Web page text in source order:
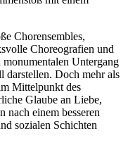
Chorensembles,
Choreografien und
Untergang
darstellen. Doch mehr als
Mittelpunkt des
Glaube an Liebe,
nach einem besseren
sozialen Schichten